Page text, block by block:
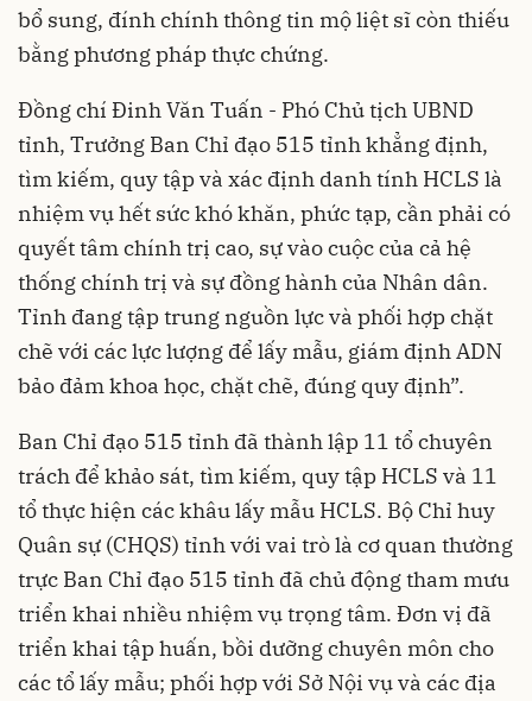
bổ sung, đính chính thông tin mộ liệt sĩ còn thiếu
bằng phương pháp thực chứng.
Đồng chí Đinh Văn Tuấn - Phó Chủ tịch UBND
tỉnh, Trưởng Ban Chỉ đạo 515 tỉnh khẳng định,
tìm kiếm, quy tập và xác định danh tính HCLS là
nhiệm vụ hết sức khó khăn, phức tạp, cần phải có
quyết tâm chính trị cao, sự vào cuộc của cả hệ
thống chính trị và sự đồng hành của Nhân dân.
Tỉnh đang tập trung nguồn lực và phối hợp chặt
chẽ với các lực lượng để lấy mẫu, giám định ADN
bảo đảm khoa học, chặt chẽ, đúng quy định”.
Ban Chỉ đạo 515 tỉnh đã thành lập 11 tổ chuyên
trách để khảo sát, tìm kiếm, quy tập HCLS và 11
tổ thực hiện các khâu lấy mẫu HCLS. Bộ Chỉ huy
Quân sự (CHQS) tỉnh với vai trò là cơ quan thường
trực Ban Chỉ đạo 515 tỉnh đã chủ động tham mưu
triển khai nhiều nhiệm vụ trọng tâm. Đơn vị đã
triển khai tập huấn, bồi dưỡng chuyên môn cho
các tổ lấy mẫu; phối hợp với Sở Nội vụ và các địa